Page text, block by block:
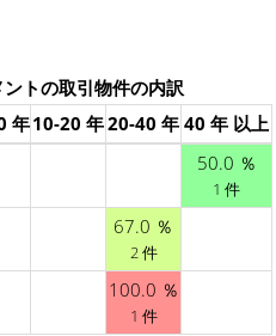
ントの取引物件の内訳
年10-20 年20-40 年 40 年 以上
50.0 ％
1 件
67.0 ％
2 件
100.0 ％
1 件